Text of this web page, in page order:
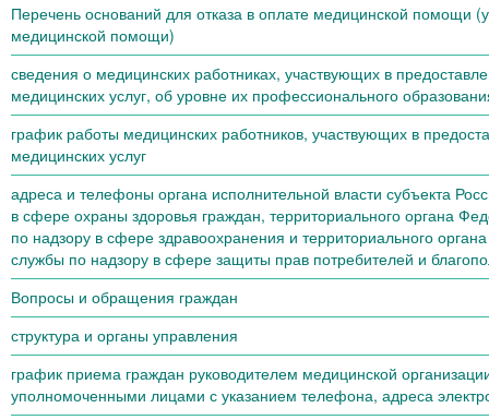
Перечень оснований для отказа в оплате медицинской помощи
медицинской помощи)
сведения о медицинских работниках, участвующих в
медицинских услуг, об уровне их профессионального
график работы медицинских работников, участвующих в
медицинских услуг
адреса и телефоны органа исполнительной власти субъекта
в сфере охраны здоровья граждан, территориального органа
по надзору в сфере здравоохранения и территориального
службы по надзору в сфере защиты прав потребителей и
Вопросы и обращения граждан
структура и органы управления
график приема граждан руководителем медицинской
уполномоченными лицами с указанием телефона, адреса